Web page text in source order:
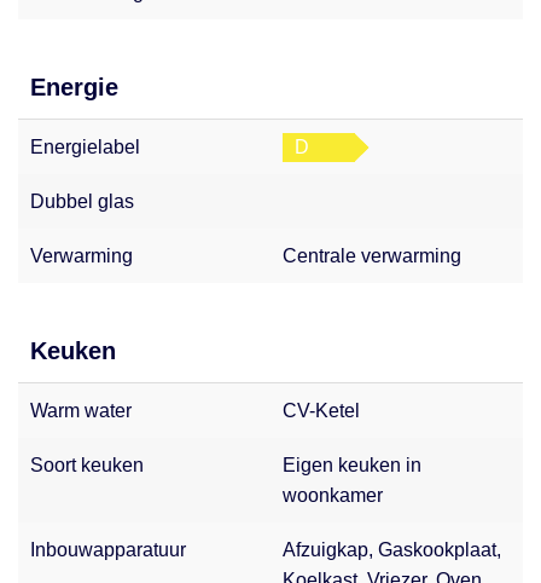
Energie
Energielabel D
Dubbel glas
Verwarming Centrale verwarming
Keuken
Warm water CV-Ketel
Soort keuken
Eigen keuken in
woonkamer
Inbouwapparatuur
Afzuigkap, Gaskookplaat,